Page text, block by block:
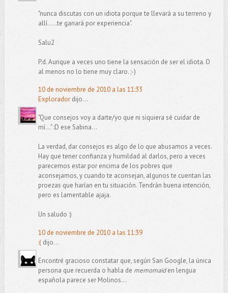
"nunca discutas con un idiota porque te llevará a su terreno y
allí.....te ganará por experiencia".
Salu2
P.d. Aunque a veces uno tiene la sensación de ser el idiota. O
al menos no lo tiene muy claro. ;-)
10 de noviembre de 2010 a las 11:33
Exploradordijo...
"Que consejos voy a darte/yo que ni siquiera sé cuidar de
mí..." :D ese Sabina...
La verdad, dar consejos es algo de lo que abusamos a veces.
Hay que tener confianza y humildad al darlos, pero a veces
parecemos estar por encima de los pobres que
aconsejamos, y cuando te aconsejan, algunos te cuentan las
proezas que harían en tu situación. Tendrán buena intención,
pero es lamentable ajaja.
Un saludo :)
10 de noviembre de 2010 a las 11:39
:(dijo...
Encontré gracioso constatar que, según San Google, la única
persona que recuerda o habla de memomaiden lengua
española parece ser Molinos...